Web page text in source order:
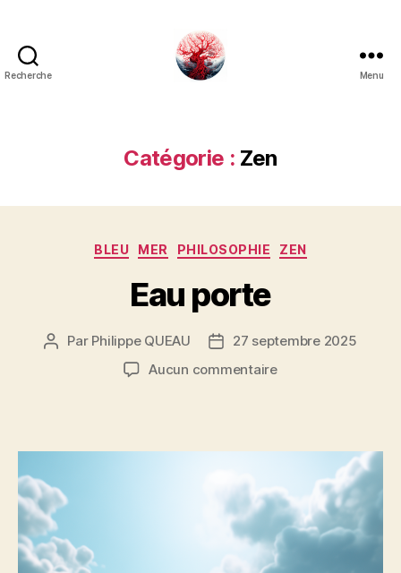
Recherche Menu
Catégorie : Zen
Catégories
BLEU MER PHILOSOPHIE ZEN
Eau porte
Auteur
Par Philippe QUEAU
Date27 septembre 2025
Aucun commentairesur